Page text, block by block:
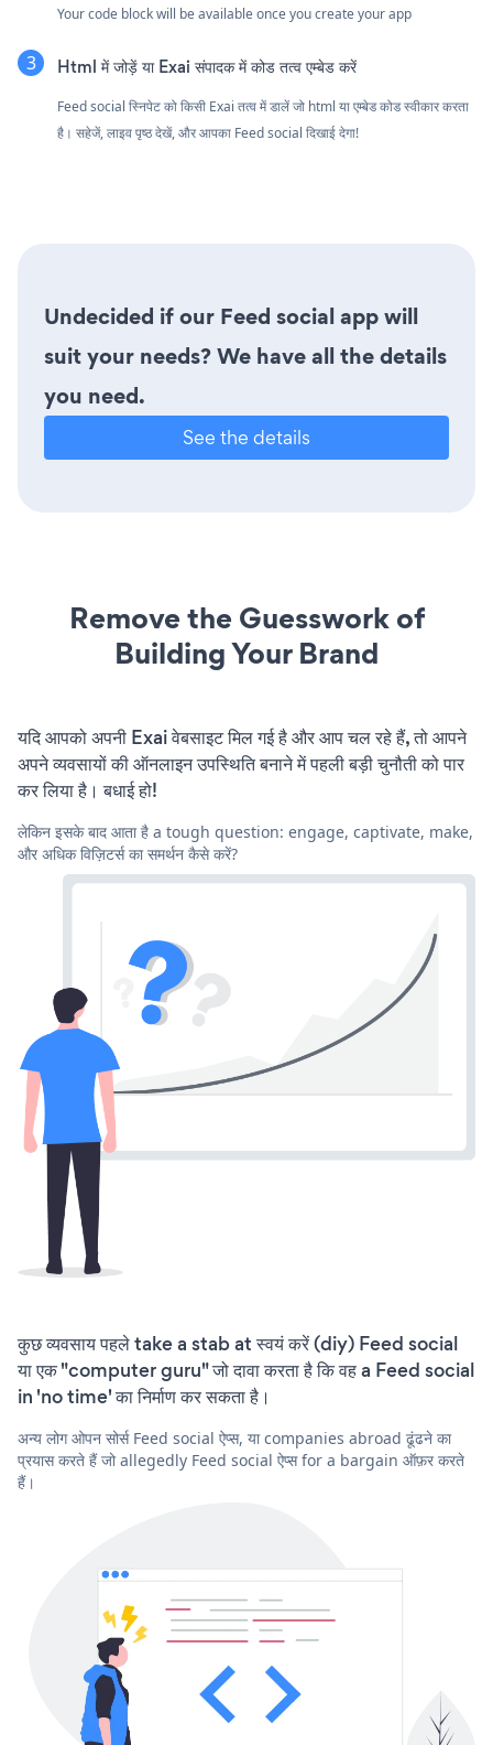
Your code block will be available once you create your app
Html में जोड़ें या Exai संपादक में कोड तत्व एम्बेड करें
Feed social स्निपेट को किसी Exai तत्व में डालें जो html या एम्बेड कोड स्वीकार करता
है। सहेजें, लाइव पृष्ठ देखें, और आपका Feed social दिखाई देगा!
Undecided if our Feed social app will
suit your needs? We have all the details
you need.
See the details
Remove the Guesswork of
Building Your Brand
यदि आपको अपनी Exai वेबसाइट मिल गई है और आप चल रहे हैं, तो आपने
अपने व्यवसायों की ऑनलाइन उपस्थिति बनाने में पहली बड़ी चुनौती को पार
कर लिया है। बधाई हो!
लेकिन इसके बाद आता है a tough question: engage, captivate, make,
और अधिक विज़िटर्स का समर्थन कैसे करें?
कुछ व्यवसाय पहले take a stab at स्वयं करें (diy) Feed social
या एक "computer guru" जो दावा करता है कि वह a Feed social
in 'no time' का निर्माण कर सकता है।
अन्य लोग ओपन सोर्स Feed social ऐप्स, या companies abroad ढूंढने का
प्रयास करते हैं जो allegedly Feed social ऐप्स for a bargain ऑफ़र करते
हैं।